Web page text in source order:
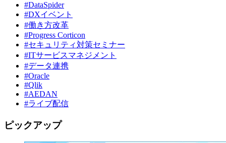
#DataSpider
#DXイベント
#働き方改革
#Progress Corticon
#セキュリティ対策セミナー
#ITサービスマネジメント
#データ連携
#Oracle
#Qlik
#AEDAN
#ライブ配信
ピックアップ